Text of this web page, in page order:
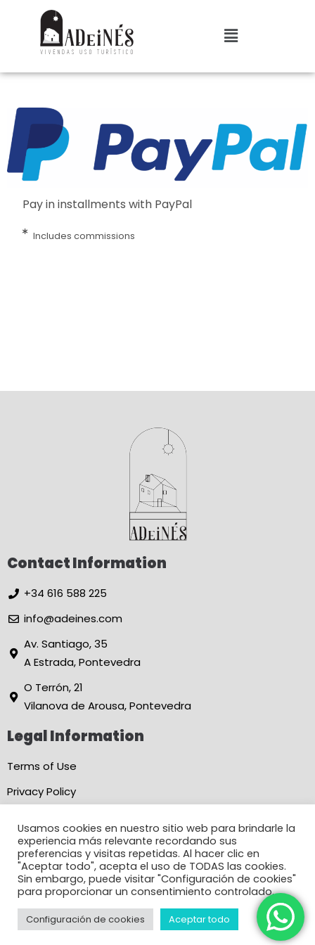
Pay in installments with PayPal
Includes commissions
Contact Information
+34 616 588 225
info@adeines.com
Av. Santiago, 35
A Estrada, Pontevedra
O Terrón, 21
Vilanova de Arousa, Pontevedra
Legal Information
Terms of Use
Privacy Policy
Accessibility Statement
Cookies Policy
© Viviendas Turísticas Adeinés - Developed bySilicon DT
Usamos cookies en nuestro sitio web para brindarle la
experiencia más relevante recordando sus
preferencias y visitas repetidas. Al hacer clic en
"Aceptar todo", acepta el uso de TODAS las cookies.
Sin embargo, puede visitar "Configuración de cookies"
para proporcionar un consentimiento controlado.
Configuración de cookies Aceptar todo